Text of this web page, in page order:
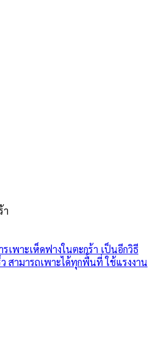
า
เพาะเห็ดฟางในตะกร้า เป็นอีกวิธี
สามารถเพาะได้ทุกพื้นที่ ใช้แรงงาน